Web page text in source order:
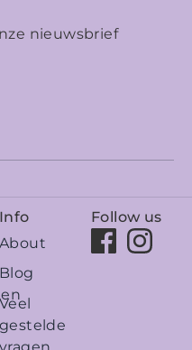
nieuwsbrief
Info
About
Blog
Veel
gestelde
Follow us